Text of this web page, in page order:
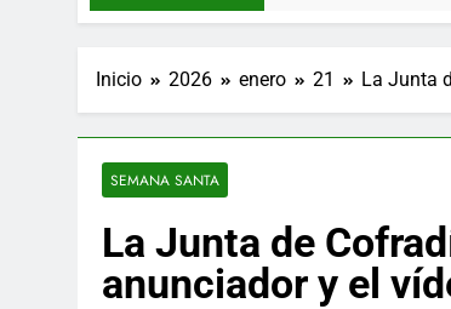
Inicio 2026 enero 21 La Junta
SEMANA SANTA
La Junta de
anunciador y el